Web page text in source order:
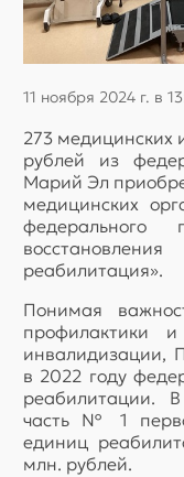
11 ноября 2024 г. в
273 медицинских
рублей из
Марий Эл
медицинских
федерального
реабилитация».
Понимая
профилактики
инвалидизации,
в 2022 году
реабилитации.
часть № 1
единиц
млн. рублей.